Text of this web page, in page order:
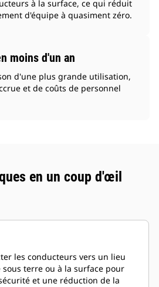
à la surface, ce qui réduit
d'équipe à quasiment zéro.
moins d'un an
d'une plus grande utilisation,
et de coûts de personnel
en un coup d'œil
les conducteurs vers un lieu
terre ou à la surface pour
et une réduction de la